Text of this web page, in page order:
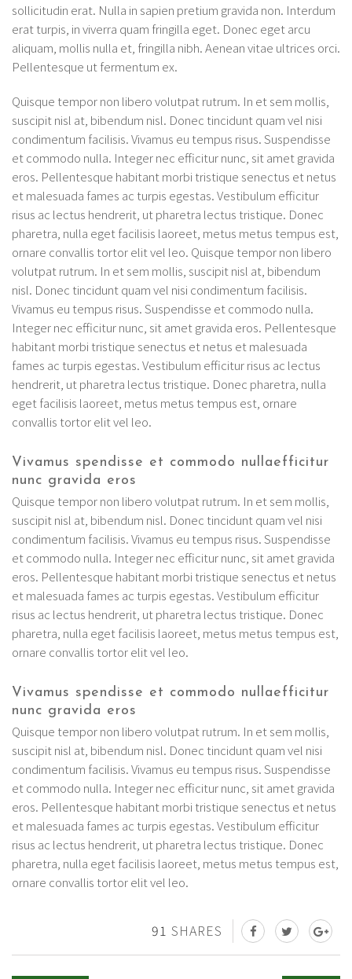
sollicitudin erat. Nulla in sapien pretium gravida non. Interdum
erat turpis, in viverra quam fringilla eget. Donec eget arcu
aliquam, mollis nulla et, fringilla nibh. Aenean vitae ultrices orci.
Pellentesque ut fermentum ex.
Quisque tempor non libero volutpat rutrum. In et sem mollis,
suscipit nisl at, bibendum nisl. Donec tincidunt quam vel nisi
condimentum facilisis. Vivamus eu tempus risus. Suspendisse
et commodo nulla. Integer nec efficitur nunc, sit amet gravida
eros. Pellentesque habitant morbi tristique senectus et netus
et malesuada fames ac turpis egestas. Vestibulum efficitur
risus ac lectus hendrerit, ut pharetra lectus tristique. Donec
pharetra, nulla eget facilisis laoreet, metus metus tempus est,
ornare convallis tortor elit vel leo. Quisque tempor non libero
volutpat rutrum. In et sem mollis, suscipit nisl at, bibendum
nisl. Donec tincidunt quam vel nisi condimentum facilisis.
Vivamus eu tempus risus. Suspendisse et commodo nulla.
Integer nec efficitur nunc, sit amet gravida eros. Pellentesque
habitant morbi tristique senectus et netus et malesuada
fames ac turpis egestas. Vestibulum efficitur risus ac lectus
hendrerit, ut pharetra lectus tristique. Donec pharetra, nulla
eget facilisis laoreet, metus metus tempus est, ornare
convallis tortor elit vel leo.
Vivamus spendisse et commodo nullaefficitur
nunc gravida eros
Quisque tempor non libero volutpat rutrum. In et sem mollis,
suscipit nisl at, bibendum nisl. Donec tincidunt quam vel nisi
condimentum facilisis. Vivamus eu tempus risus. Suspendisse
et commodo nulla. Integer nec efficitur nunc, sit amet gravida
eros. Pellentesque habitant morbi tristique senectus et netus
et malesuada fames ac turpis egestas. Vestibulum efficitur
risus ac lectus hendrerit, ut pharetra lectus tristique. Donec
pharetra, nulla eget facilisis laoreet, metus metus tempus est,
ornare convallis tortor elit vel leo.
Vivamus spendisse et commodo nullaefficitur
nunc gravida eros
Quisque tempor non libero volutpat rutrum. In et sem mollis,
suscipit nisl at, bibendum nisl. Donec tincidunt quam vel nisi
condimentum facilisis. Vivamus eu tempus risus. Suspendisse
et commodo nulla. Integer nec efficitur nunc, sit amet gravida
eros. Pellentesque habitant morbi tristique senectus et netus
et malesuada fames ac turpis egestas. Vestibulum efficitur
risus ac lectus hendrerit, ut pharetra lectus tristique. Donec
pharetra, nulla eget facilisis laoreet, metus metus tempus est,
ornare convallis tortor elit vel leo.
91 SHARES